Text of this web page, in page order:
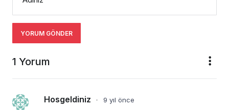
YORUM GÖNDER
1 Yorum
Hosgeldiniz • 9 yıl önce